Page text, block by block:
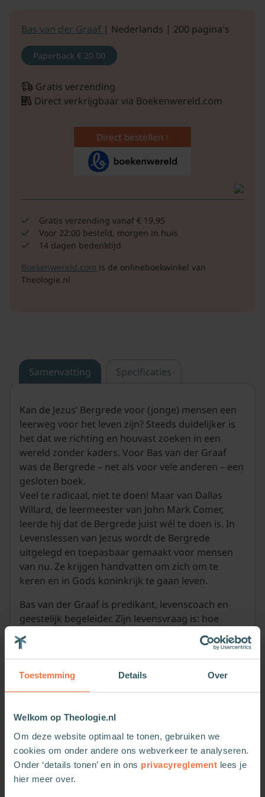
Toestemming Details Over
Welkom op Theologie.nl
Om deze website optimaal te tonen, gebruiken we
cookies om onder andere ons webverkeer te analyseren.
Onder ‘details tonen’ en in ons privacyreglement lees je
hier meer over.
Bas van der Graaf | Nederlands | 200 pagina's
Paperback € 20.00
Gratis verzending
Direct verkrijgbaar via Boekenwereld.com
Direct bestellen
Gratis verzending vanaf € 19,95
Voor 22:00 besteld, morgen in huis
14 dagen bedenktijd
Boekenwereld.com is de onlineboekwinkel van
Theologie.nl
Samenvatting Specificaties
Kan de Jezus’ Bergrede voor (jonge) mensen een
leerweg voor het leven zijn? Steeds duidelijker is
het dat we richting en houvast zoeken in een
wereld zonder kaders. Voor Bas van der Graaf
was de Bergrede – net als voor vele anderen – een
gesloten boek.
Veel te radicaal, niet te doen! Maar van Dallas
Willard, de leermeester van John Mark Comer,
leerde hij dat de Bergrede juist wél te doen is. In
Levenslessen van Jezus wordt de Bergrede
uitgelegd en toepasbaar gemaakt voor mensen
van nu. Ze krijgen handvatten om zich om te
keren en in Gods koninkrijk te gaan leven.
Bas van der Graaf is predikant, levenscoach en
geestelijk begeleider. Zijn levensvraag is: hoe
kunnen de lessen van Jezus ons leven
daadwerkelijk transformeren naar Zijn
(voor)beeld?
Meer van deze auteur